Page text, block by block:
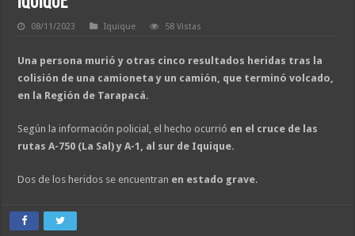
08/11/2023 Iquique 58 Vistas
Una persona murió y otras cinco resultados heridas tras la
colisión de una camioneta y un camión, que terminó volcado,
en la Región de Tarapacá.
Según la información policial, el hecho ocurrió en el cruce de las
rutas A-750 (La Sal) y A-1, al sur de Iquique.
Dos de los heridos se encuentran en estado grave.